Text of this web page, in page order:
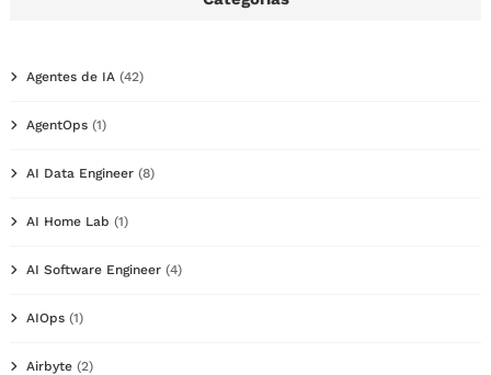
Agentes de IA (42)
AgentOps (1)
AI Data Engineer (8)
AI Home Lab (1)
AI Software Engineer (4)
AIOps (1)
Airbyte (2)